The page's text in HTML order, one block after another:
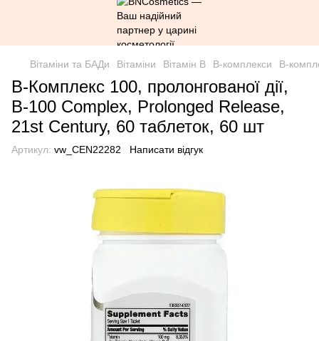
Вітаміни та БАДи Вітаміни Вітамін B В-комплекси В-
B-Комплекс 100, пролонгованої дії,
B-100 Complex, Prolonged Release,
21st Century, 60 таблеток, 60 шт
Артикул: vw_CEN22282 Написати відгук